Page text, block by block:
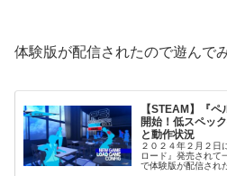
体験版が配信されたので遊んで
【STEAM】『
開始！低スペッ
と動作状況
２０２４年２月２日
ロード』発売されて
で体験版が配信され